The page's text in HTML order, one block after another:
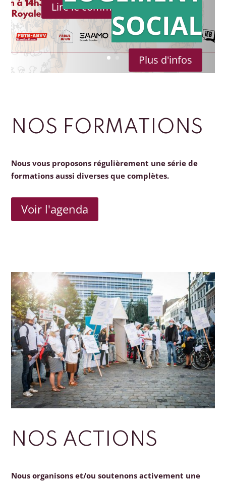
Lire le communiqué de presse
SOCIAL
Plus d'infos
NOS FORMATIONS
Nous vous proposons régulièrement une série de
formations aussi diverses que complètes.
Voir l'agenda
NOS ACTIONS
Nous organisons et/ou soutenons activement une